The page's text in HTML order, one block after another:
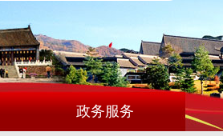
政务服务